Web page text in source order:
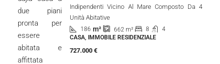
Indipendenti Vicino Al Mare Composto Da 4
Unità Abitative
186 m² 662 m² 8
4
CASA, IMMOBILE RESIDENZIALE
727.000 €